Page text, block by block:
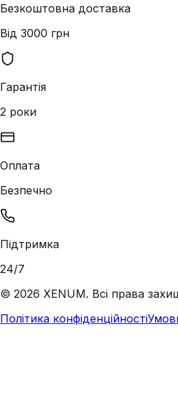
Безкоштовна доставка
Від 3000 грн
Гарантія
2 роки
Оплата
Безпечно
Підтримка
24/7
© 2026 XENUM. Всі права
Політика конфіденційності